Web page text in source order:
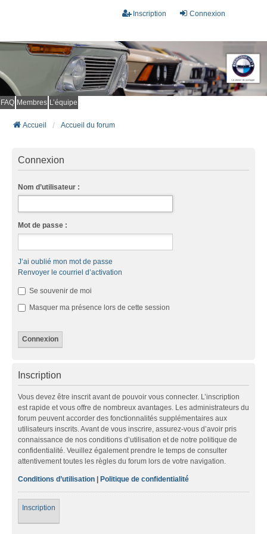
Connexion
Inscription
FAQ Membres L’équipe
Accueil Accueil du forum
Connexion
Nom d’utilisateur :
Mot de passe :
J’ai oublié mon mot de passe
Renvoyer le courriel d’activation
Se souvenir de moi
Masquer ma présence lors de cette session
Inscription
Vous devez être inscrit avant de pouvoir vous connecter. L’inscription
est rapide et vous offre de nombreux avantages. Les administrateurs du
forum peuvent accorder des fonctionnalités supplémentaires aux
utilisateurs inscrits. Avant de vous inscrire, assurez-vous d’avoir pris
connaissance de nos conditions d’utilisation et de notre politique de
confidentialité. Veuillez également prendre le temps de consulter
attentivement toutes les règles du forum lors de votre navigation.
Conditions d’utilisation | Politique de confidentialité
Inscription